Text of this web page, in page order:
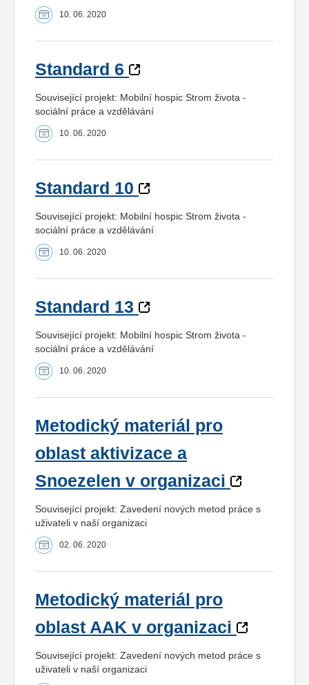
10. 06. 2020
Standard 6
Související projekt: Mobilní hospic Strom života -
sociální práce a vzdělávání
10. 06. 2020
Standard 10
Související projekt: Mobilní hospic Strom života -
sociální práce a vzdělávání
10. 06. 2020
Standard 13
Související projekt: Mobilní hospic Strom života -
sociální práce a vzdělávání
10. 06. 2020
Metodický materiál pro
oblast aktivizace a
Snoezelen v organizaci
Související projekt: Zavedení nových metod práce s
uživateli v naší organizaci
02. 06. 2020
Metodický materiál pro
oblast AAK v organizaci
Související projekt: Zavedení nových metod práce s
uživateli v naší organizaci